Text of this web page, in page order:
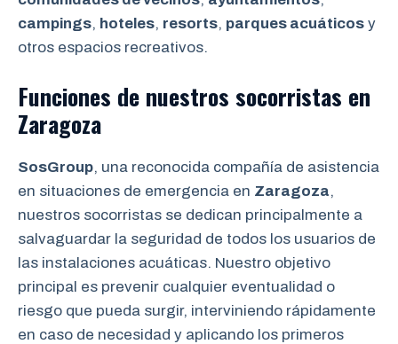
campings, hoteles, resorts, parques acuáticos y
otros espacios recreativos.
Funciones de nuestros socorristas en
Zaragoza
SosGroup, una reconocida compañía de asistencia
en situaciones de emergencia en Zaragoza,
nuestros socorristas se dedican principalmente a
salvaguardar la seguridad de todos los usuarios de
las instalaciones acuáticas. Nuestro objetivo
principal es prevenir cualquier eventualidad o
riesgo que pueda surgir, interviniendo rápidamente
en caso de necesidad y aplicando los primeros